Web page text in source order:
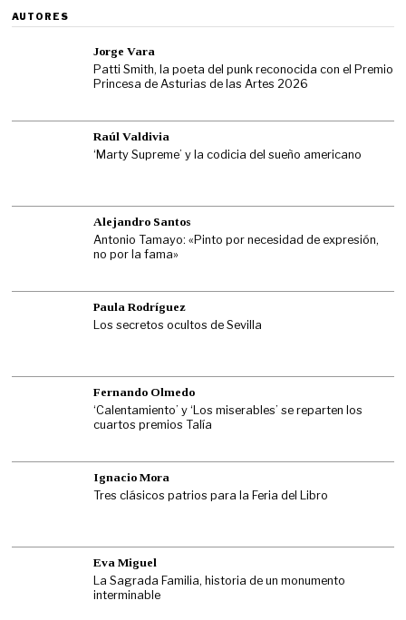
AUTORES
Jorge Vara
Patti Smith, la poeta del punk reconocida con el Premio
Princesa de Asturias de las Artes 2026
Raúl Valdivia
‘Marty Supreme’ y la codicia del sueño americano
Alejandro Santos
Antonio Tamayo: «Pinto por necesidad de expresión,
no por la fama»
Paula Rodríguez
Los secretos ocultos de Sevilla
Fernando Olmedo
‘Calentamiento’ y ‘Los miserables’ se reparten los
cuartos premios Talía
Ignacio Mora
Tres clásicos patrios para la Feria del Libro
Eva Miguel
La Sagrada Familia, historia de un monumento
interminable